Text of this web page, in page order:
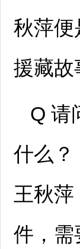
秋萍便
援藏故
Q 请
什么？
王秋
件，需